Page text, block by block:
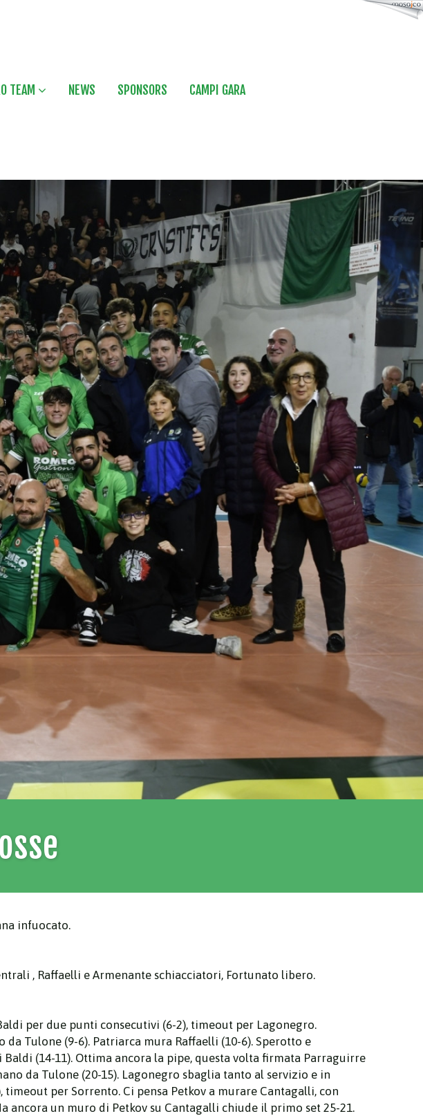
TEAM NEWS SPONSORS CAMPI GARA
infuocato.
, Raffaelli e Armenante schiacciatori, Fortunato libero.
per due punti consecutivi (6-2), timeout per Lagonegro.
Tulone (9-6). Patriarca mura Raffaelli (10-6). Sperotto e
(14-11). Ottima ancora la pipe, questa volta firmata Parraguirre
da Tulone (20-15). Lagonegro sbaglia tanto al servizio e in
per Sorrento. Ci pensa Petkov a murare Cantagalli, con
un muro di Petkov su Cantagalli chiude il primo set 25-21.